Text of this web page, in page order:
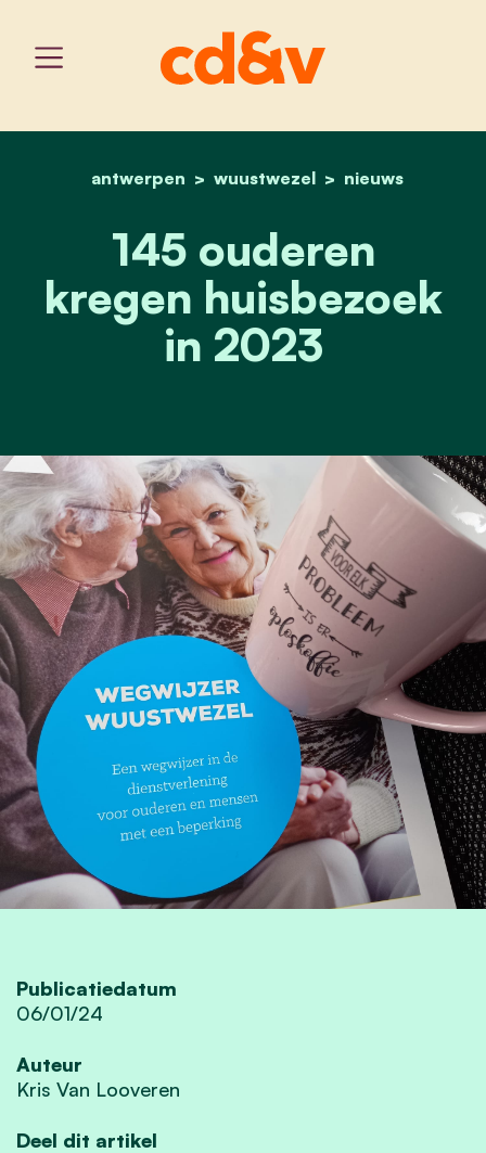
home
antwerpen wuustwezel nieuws
145 ouderen kregen
145 ouderen
kregen huisbezoek
in 2023
Publicatiedatum
06/01/24
Auteur
Kris Van Looveren
Deel dit artikel